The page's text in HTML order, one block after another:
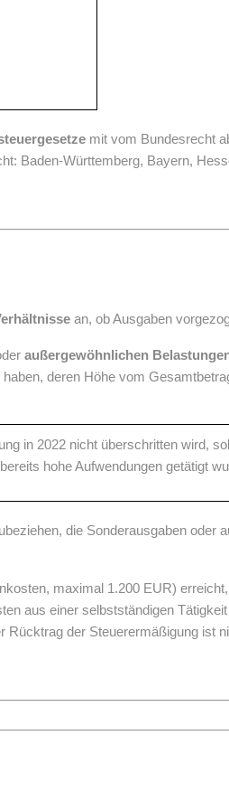
mit vom Bundesrecht
Baden-Württemberg, Bayern,
an, ob Ausgaben
außergewöhnlichen
deren Höhe vom
in 2022 nicht überschritten wird,
hohe Aufwendungen getätigt
die Sonderausgaben oder
maximal 1.200 EUR)
aus einer selbstständigen
der Steuerermäßigung ist